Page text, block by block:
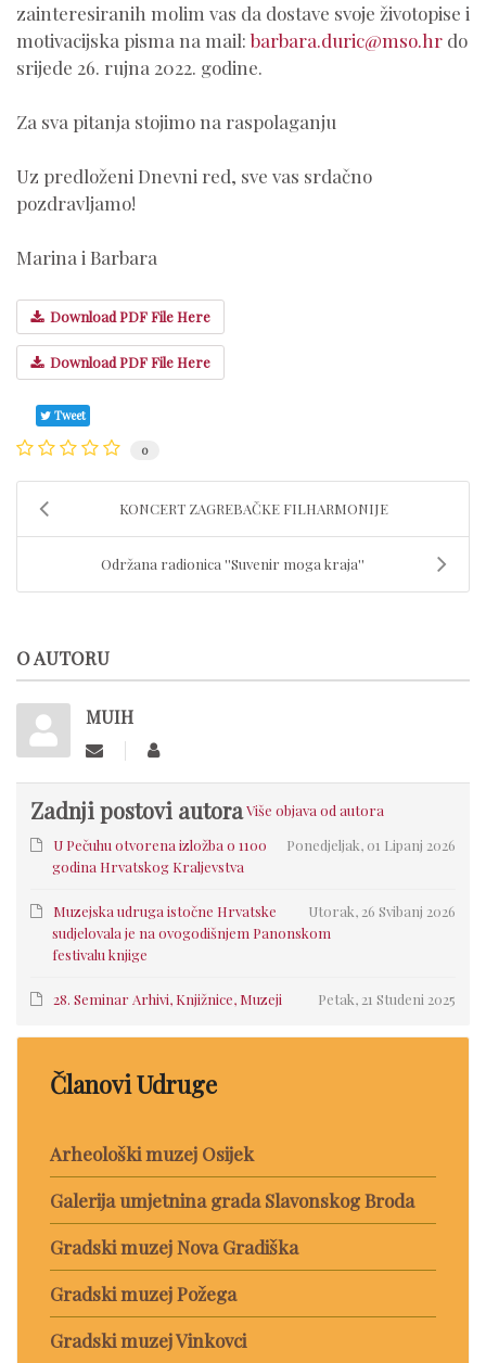
zainteresiranih molim vas da dostave svoje životopise i
motivacijska pisma na mail: barbara.duric@mso.hr do
srijede 26. rujna 2022. godine.
Za sva pitanja stojimo na raspolaganju
Uz predloženi Dnevni red, sve vas srdačno
pozdravljamo!
Marina i Barbara
Download PDF File Here
Download PDF File Here
Tweet
0
KONCERT ZAGREBAČKE FILHARMONIJE
Održana radionica ''Suvenir moga kraja''
O AUTORU
MUIH
Zadnji postovi autoraViše objava od autora
Ponedjeljak, 01 Lipanj 2026
U Pečuhu otvorena izložba o 1100
godina Hrvatskog Kraljevstva
Utorak, 26 Svibanj 2026
Muzejska udruga istočne Hrvatske
sudjelovala je na ovogodišnjem Panonskom
festivalu knjige
Petak, 21 Studeni 2025
28. Seminar Arhivi, Knjižnice, Muzeji
Članovi Udruge
Arheološki muzej Osijek
Galerija umjetnina grada Slavonskog Broda
Gradski muzej Nova Gradiška
Gradski muzej Požega
Gradski muzej Vinkovci